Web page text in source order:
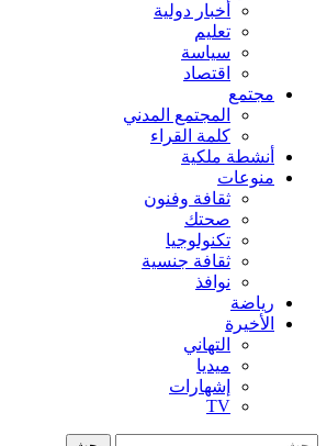
أخبار دولية
تعليم
سياسة
اقتصاد
مجتمع
المجتمع المدني
كلمة القراء
أنشطة ملكية
منوعات
ثقافة وفنون
صحتك
تكنولوجيا
ثقافة جنسية
نوافذ
رياضة
الأخيرة
التهاني
ميديا
إشهارات
TV